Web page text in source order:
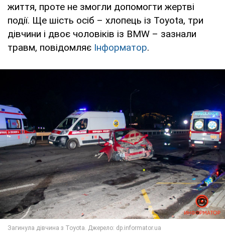
життя, проте не змогли допомогти жертві
події. Ще шість осіб – хлопець із Toyota, три
дівчини і двоє чоловіків із BMW – зазнали
травм, повідомляє Інформатор.